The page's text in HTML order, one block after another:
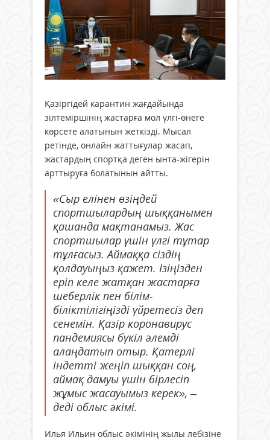
Қазіргідей карантин жағдайында
зілтеміршінің жастарға мол үлгі-өнеге
көрсете алатынын жеткізді. Мысал
ретінде, онлайн жаттығулар жасап,
жастардың спортқа деген ынта-жігерін
арттыруға болатынын айтты.
«Сыр елінен өзіңдей
спортшылардың шыққанымен
қашанда мақтанамыз. Жас
спортшылар үшін үлгі тұтар
тұлғасыз. Аймаққа сіздің
қолдауыңыз қажет. Ізіңізден
еріп келе жатқан жастарға
шеберлік пен білім-
біліктілігіңізді үйретесіз деп
сенемін. Қазір коронавирус
пандемиясы бүкіл әлемді
алаңдатып отыр. Қатерлі
індетті жеңіп шыққан соң,
аймақ дамуы үшін бірлесіп
жұмыс жасауымыз керек», –
деді облыс әкімі.
Илья Ильин облыс әкімінің жылы лебізіне